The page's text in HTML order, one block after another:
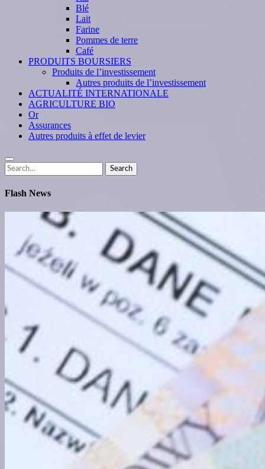
Blé
Lait
Farine
Pommes de terre
Café
PRODUITS BOURSIERS
Produits de l’investissement
Autres produits de l’investissement
ACTUALITÉ INTERNATIONALE
AGRICULTURE BIO
Or
Assurances
Autres produits à effet de levier
Search
for:
Search
Flash News